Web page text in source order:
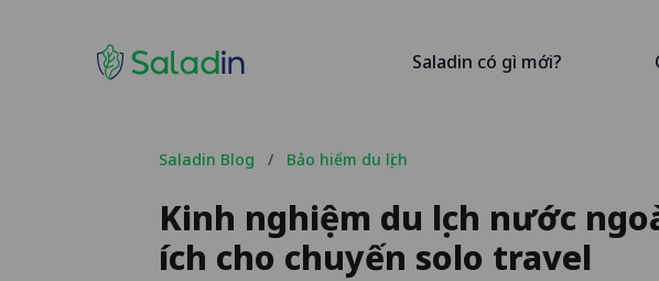
Saladin có gì mới?
Saladin Blog / Bảo hiểm du lịch
Kinh nghiệm du lịch nước
ích cho chuyến solo travel